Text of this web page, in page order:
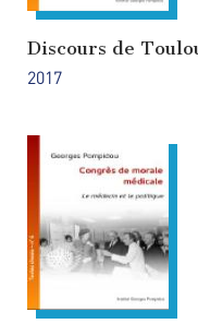
Discours de
2017